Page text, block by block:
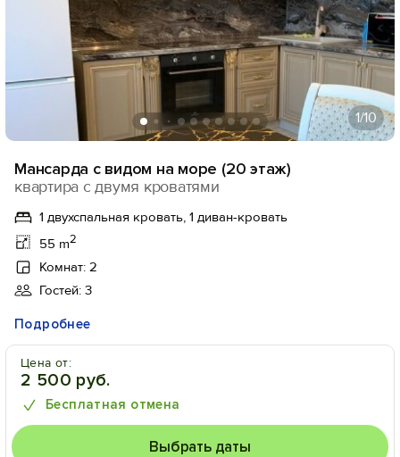
1/10
Мансарда с видом на море (20 этаж)
квартира с двумя кроватями
1 двухспальная кровать, 1 диван-кровать
55 m2
Комнат: 2
Гостей: 3
Подробнее
Цена от:
2 500 руб.
Бесплатная отмена
Выбрать даты